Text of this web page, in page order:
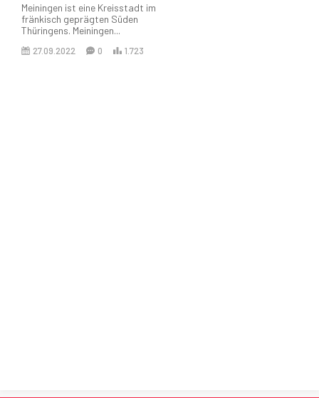
Meiningen ist eine Kreisstadt im
fränkisch geprägten Süden
Thüringens. Meiningen...
27.09.2022 0 1.723